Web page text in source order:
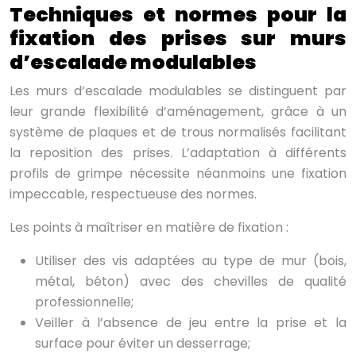
Techniques et normes pour la
fixation des prises sur murs
d’escalade modulables
Les murs d’escalade modulables se distinguent par
leur grande flexibilité d’aménagement, grâce à un
système de plaques et de trous normalisés facilitant
la reposition des prises. L’adaptation à différents
profils de grimpe nécessite néanmoins une fixation
impeccable, respectueuse des normes.
Les points à maîtriser en matière de fixation :
Utiliser des vis adaptées au type de mur (bois,
métal, béton) avec des chevilles de qualité
professionnelle;
Veiller à l’absence de jeu entre la prise et la
surface pour éviter un desserrage;